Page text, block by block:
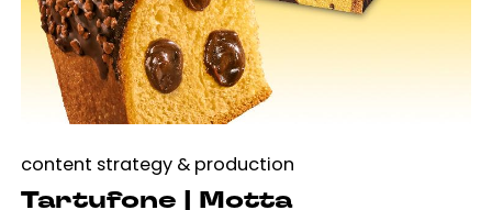
content strategy & production
Tartufone | Motta